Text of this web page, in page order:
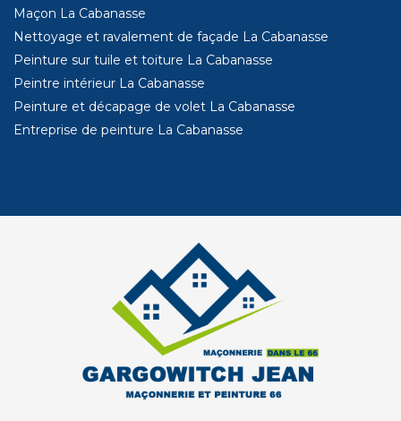
Maçon La Cabanasse
Nettoyage et ravalement de façade La Cabanasse
Peinture sur tuile et toiture La Cabanasse
Peintre intérieur La Cabanasse
Peinture et décapage de volet La Cabanasse
Entreprise de peinture La Cabanasse